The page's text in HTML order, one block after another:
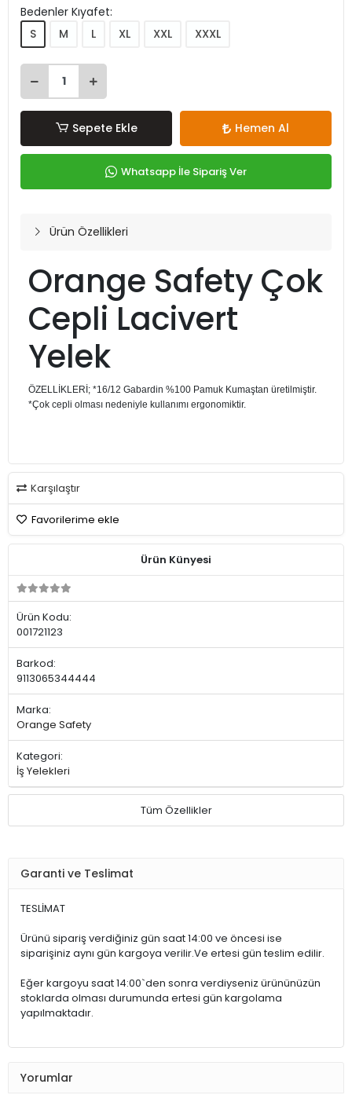
Bedenler Kıyafet:
S
M L XL XXL XXXL
Sepete Ekle Hemen Al
Whatsapp İle Sipariş Ver
Ürün Özellikleri
Orange Safety Çok
Cepli Lacivert
Yelek
ÖZELLİKLERİ; *16/12 Gabardin %100 Pamuk Kumaştan üretilmiştir.
*Çok cepli olması nedeniyle kullanımı ergonomiktir.
Karşılaştır
Favorilerime ekle
Ürün Künyesi
Ürün Kodu:
001721123
Barkod:
9113065344444
Marka:
Orange Safety
Kategori:
İş Yelekleri
Tüm Özellikler
Garanti ve Teslimat
TESLİMAT
Ürünü sipariş verdiğiniz gün saat 14:00 ve öncesi ise
siparişiniz aynı gün kargoya verilir.Ve ertesi gün teslim edilir.
Eğer kargoyu saat 14:00`den sonra verdiyseniz ürününüzün
stoklarda olması durumunda ertesi gün kargolama
yapılmaktadır.
Yorumlar